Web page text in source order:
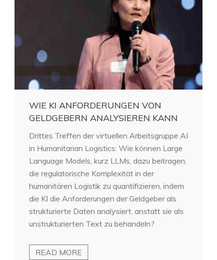
WIE KI ANFORDERUNGEN VON
GELDGEBERN ANALYSIEREN KANN
Drittes Treffen der virtuellen Arbeitsgruppe AI
in Humanitarian Logistics: Wie können Large
Language Models, kurz LLMs, dazu beitragen,
die regulatorische Komplexität in der
humanitären Logistik zu quantifizieren, indem
die KI die Anforderungen der Geldgeber als
strukturierte Daten analysiert, anstatt sie als
unstrukturierten Text zu behandeln?
READ MORE